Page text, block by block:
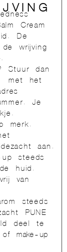
Cream
De
wrijving
Stuur dan
met het
Je
merk.
aan.
steeds
huid.
van
steeds
PUNE
deel te
ofmake-up